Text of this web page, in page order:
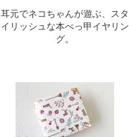
耳元でネコちゃんが遊ぶ、スタ
イリッシュな本べっ甲イヤリン
グ。